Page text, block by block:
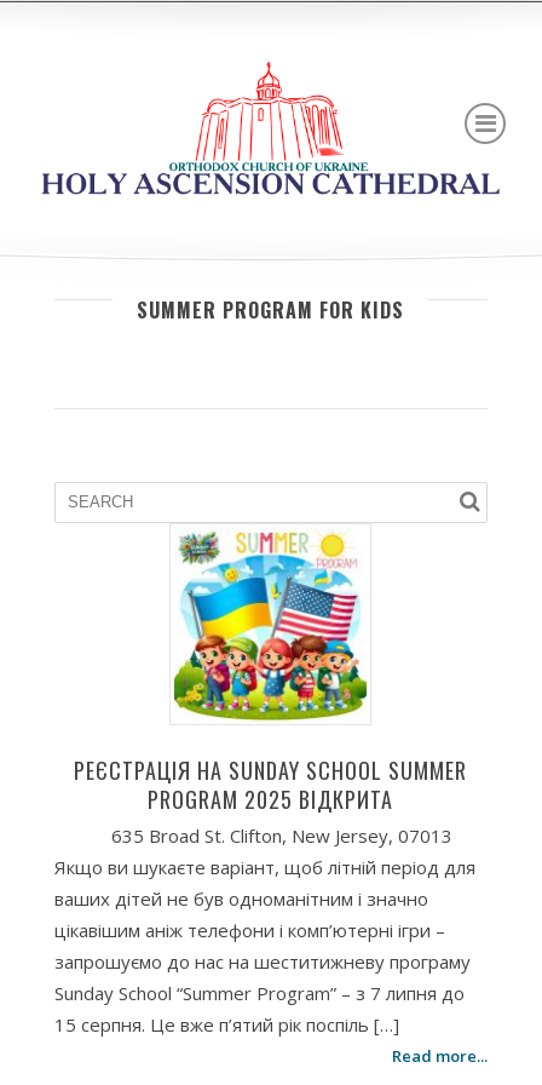
SUMMER PROGRAM FOR KIDS
РЕЄСТРАЦІЯ НА SUNDAY SCHOOL SUMMER
PROGRAM 2025 ВІДКРИТА
635 Broad St. Clifton, New Jersey, 07013
Якщо ви шукаєте варіант, щоб літній період для
ваших дітей не був одноманітним і значно
цікавішим аніж телефони і комп’ютерні ігри –
запрошуємо до нас на шеститижневу програму
Sunday School “Summer Program” – з 7 липня до
15 серпня. Це вже п’ятий рік поспіль […]
Read more...